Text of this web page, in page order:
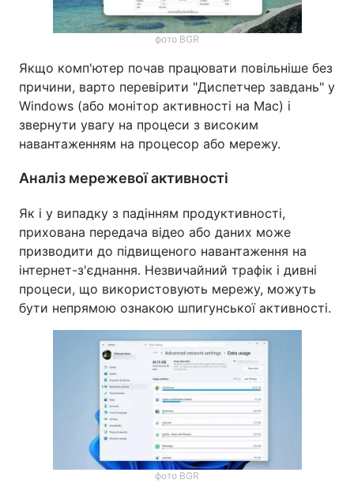
фото BGR
Якщо комп'ютер почав працювати повільніше без
причини, варто перевірити "Диспетчер завдань" у
Windows (або монітор активності на Mac) і
звернути увагу на процеси з високим
навантаженням на процесор або мережу.
Аналіз мережевої активності
Як і у випадку з падінням продуктивності,
прихована передача відео або даних може
призводити до підвищеного навантаження на
інтернет-з'єднання. Незвичайний трафік і дивні
процеси, що використовують мережу, можуть
бути непрямою ознакою шпигунської активності.
фото BGR